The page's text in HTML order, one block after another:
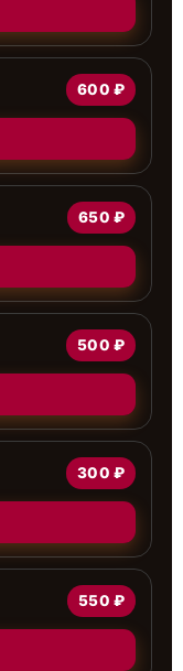
600 ₽
650 ₽
500 ₽
300 ₽
550 ₽